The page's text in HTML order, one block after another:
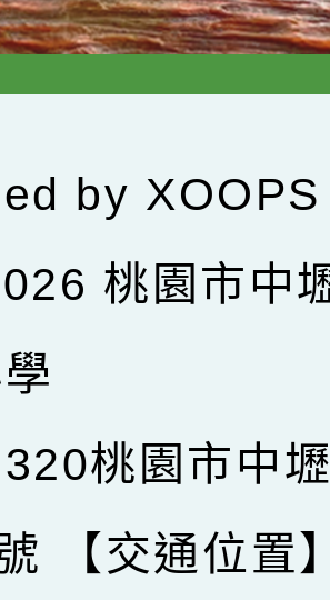
by XOOPS
桃園市中
桃園市中
【交通位置